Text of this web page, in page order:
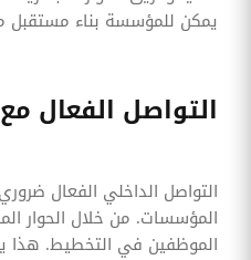
يمكن للمؤسسة بناء
التواصل الفعال
التواصل الداخلي الفعال
المؤسسات. من خلال الحوار
الموظفين في التخطيط. هذا